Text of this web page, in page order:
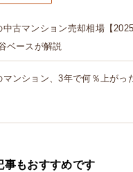
中古マンション売却相場【
ベースが解説
マンション、3年で何％上がっ
事もおすすめです